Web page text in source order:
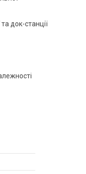
док-станції